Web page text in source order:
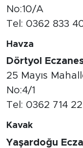
No:10/A
Tel: 0362 833
Havza
Dörtyol
25 Mayıs
No:4/1
Tel: 0362 714
Kavak
Yaşardoğu